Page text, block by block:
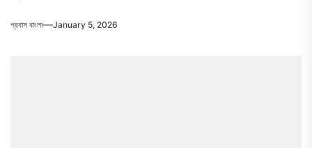
প্রবাস বাংলা January 5, 2026